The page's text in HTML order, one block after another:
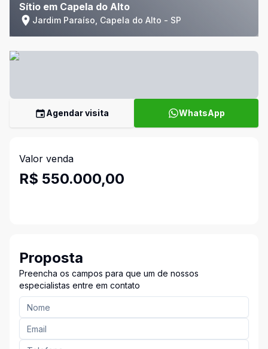
Sítio em Capela do Alto
Jardim Paraíso, Capela do Alto - SP
Agendar visita WhatsApp
Valor venda
R$ 550.000,00
Proposta
Preencha os campos para que um de nossos
especialistas entre em contato